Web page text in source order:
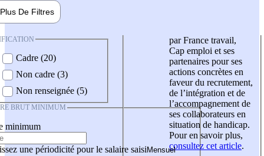
Plus De Filtres
Cadre (20)
Non cadre (3)
Non renseignée (5)
BRUT MINIMUM
minimum
une périodicité pour le salaire saisi
par France travail,
Cap emploi et ses
partenaires pour ses
actions concrètes en
faveur du recrutement,
de l’intégration et de
l’accompagnement de
ses collaborateurs en
situation de handicap.
Pour en savoir plus,
consultez cet article.